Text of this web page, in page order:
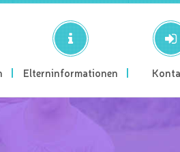
Elterninformationen